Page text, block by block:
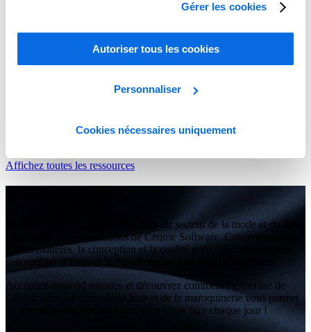
Gérer les cookies
Autoriser tous les cookies
Personnaliser
Cookies nécessaires uniquement
[Série] Vers une mode et un luxe éco-responsables
Affichez toutes les ressources
Marques, distributeurs et fabricants du secteur de la mode et du luxe
font confiance aux solutions de Centric Software. Concentrez-vous
sur les matières, la conception et la qualité pour créer des modèles
susceptibles d’inspirer le monde entier et de séduire les clients.
Accordez-nous 60 minutes et découvrez comment l’expertise de
Centric dans les secteurs du luxe et de la maroquinerie vous permet
de relever les enjeux auxquels vous faites face chaque jour !